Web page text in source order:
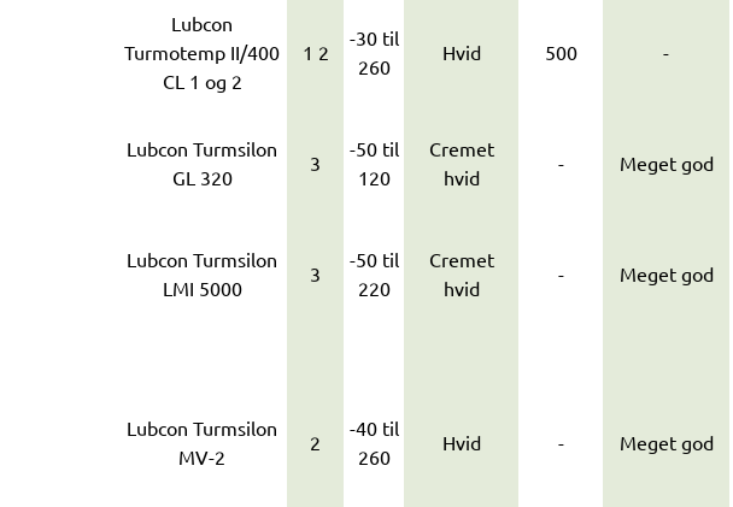
Lubcon
Turmotemp II/400
CL 1 og 2
1 2
-30 til
260
Hvid 500 -
Lubcon Turmsilon
GL 320
3
-50 til
120
Cremet
hvid
- Meget god
Lubcon Turmsilon
LMI 5000
3
-50 til
220
Cremet
hvid
- Meget god
Lubcon Turmsilon
MV-2
2
-40 til
260
Hvid - Meget god